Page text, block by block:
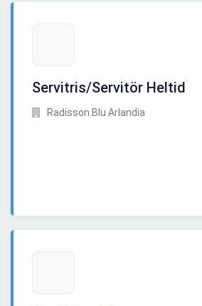
Servitris/Servitör Heltid
Radisson Blu Arlandia